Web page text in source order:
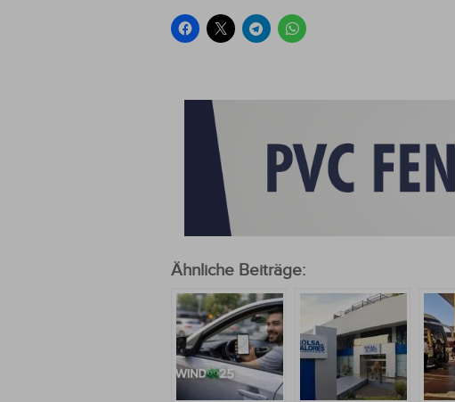
Ähnliche Beiträge: